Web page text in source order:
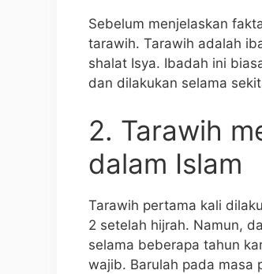
Sebelum menjelaskan
tarawih. Tarawih adalah
shalat Isya. Ibadah ini
dan dilakukan selama
2. Tarawih
dalam Islam
Tarawih pertama kali
2 setelah hijrah. Namun,
selama beberapa tahun
wajib. Barulah pada masa